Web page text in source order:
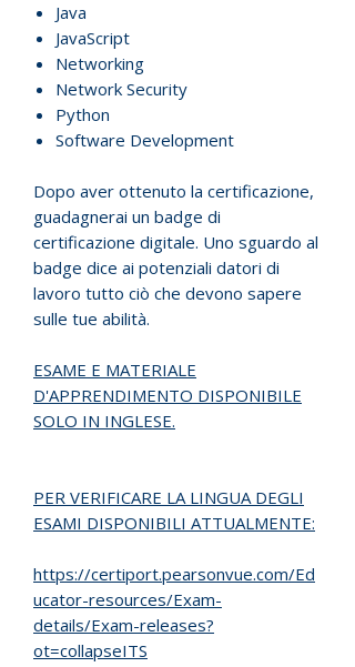
Java
JavaScript
Networking
Network Security
Python
Software Development
Dopo aver ottenuto la certificazione,
guadagnerai un badge di
certificazione digitale. Uno sguardo al
badge dice ai potenziali datori di
lavoro tutto ciò che devono sapere
sulle tue abilità.
ESAME E MATERIALE
D'APPRENDIMENTO DISPONIBILE
SOLO IN INGLESE.
PER VERIFICARE LA LINGUA DEGLI
ESAMI DISPONIBILI ATTUALMENTE:
https://certiport.pearsonvue.com/Ed
ucator-resources/Exam-
details/Exam-releases?
ot=collapseITS